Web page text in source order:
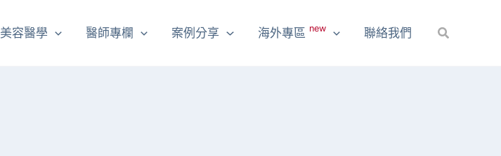
美容醫學 醫師專欄 案例分享 海外專區 new 聯絡我們
搜